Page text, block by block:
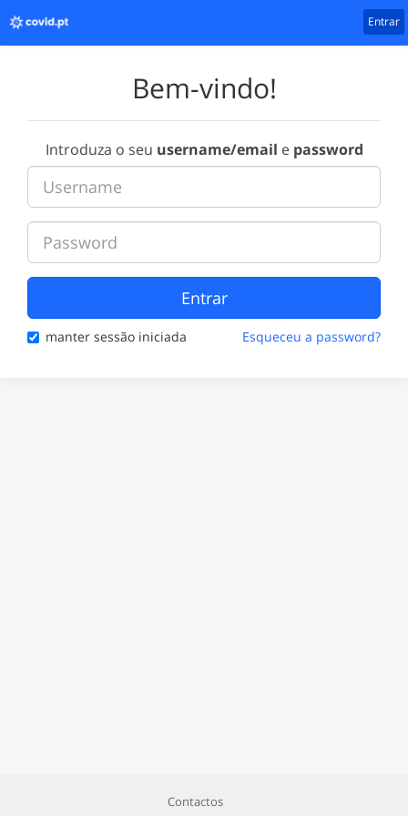
Entrar
Bem-vindo!
Introduza o seu username/email e password
Entrar
manter sessão iniciada Esqueceu a password?
Contactos